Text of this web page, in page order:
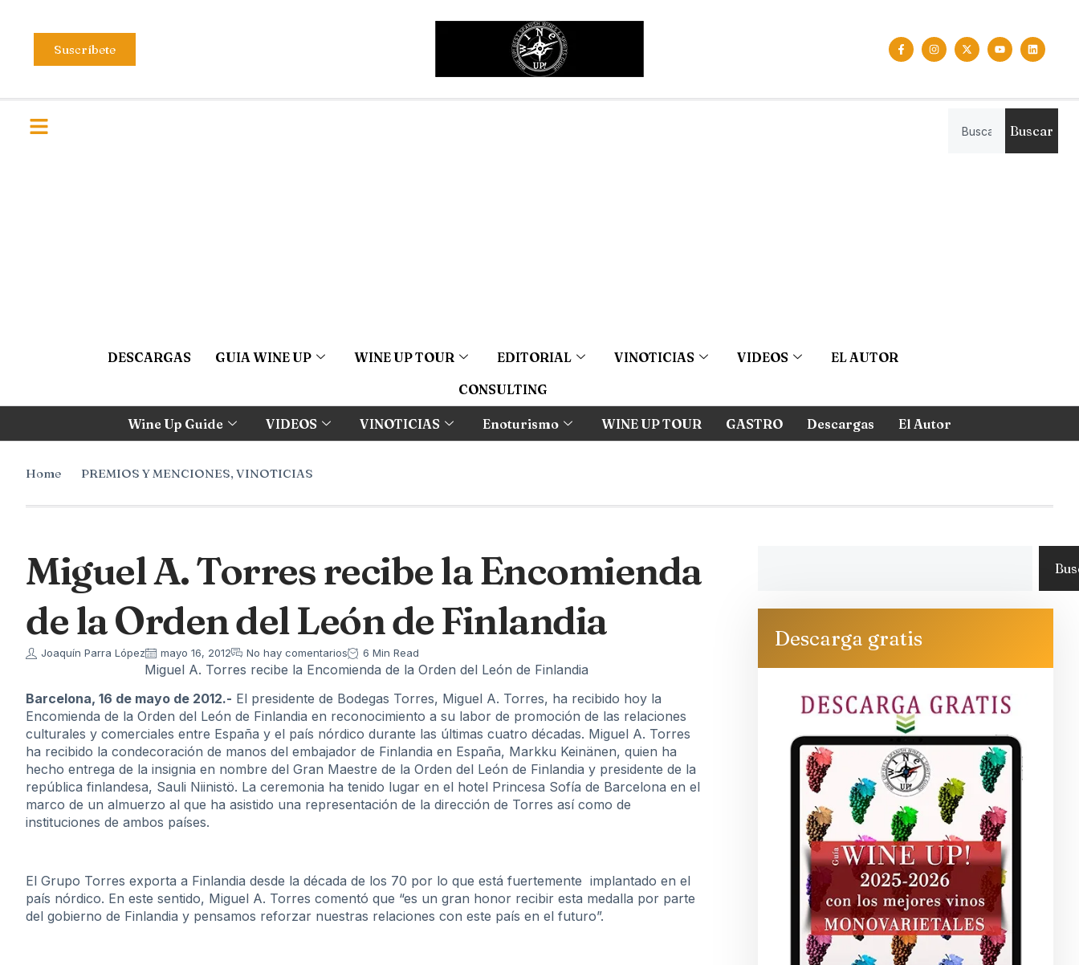
Suscríbete
DESCARGAS GUIA WINE UP WINE UP TOUR EDITORIAL VINOTICIAS VIDEOS
EL AUTOR
CONSULTING
Buscar
Wine Up Guide VIDEOS VINOTICIAS Enoturismo WINE UP TOUR GASTRO Descargas El Autor
Home PREMIOS Y MENCIONES, VINOTICIAS
Miguel A. Torres recibe la Encomienda
de la Orden del León de Finlandia
Joaquín Parra López mayo 16, 2012 No hay comentarios 6 Min Read
Miguel A. Torres recibe la Encomienda de la Orden del León de Finlandia
Barcelona, 16 de mayo de 2012.- El presidente de Bodegas Torres, Miguel A. Torres, ha recibido hoy la
Encomienda de la Orden del León de Finlandia en reconocimiento a su labor de promoción de las relaciones
culturales y comerciales entre España y el país nórdico durante las últimas cuatro décadas. Miguel A. Torres
ha recibido la condecoración de manos del embajador de Finlandia en España, Markku Keinänen, quien ha
hecho entrega de la insignia en nombre del Gran Maestre de la Orden del León de Finlandia y presidente de la
república finlandesa, Sauli Niinistö. La ceremonia ha tenido lugar en el hotel Princesa Sofía de Barcelona en el
marco de un almuerzo al que ha asistido una representación de la dirección de Torres así como de
instituciones de ambos países.
El Grupo Torres exporta a Finlandia desde la década de los 70 por lo que está fuertemente implantado en el
país nórdico. En este sentido, Miguel A. Torres comentó que “es un gran honor recibir esta medalla por parte
del gobierno de Finlandia y pensamos reforzar nuestras relaciones con este país en el futuro”.
Descarga gratis